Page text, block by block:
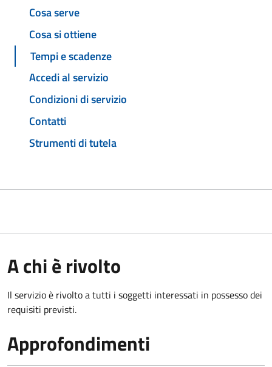
Cosa serve
Cosa si ottiene
Tempi e scadenze
Accedi al servizio
Condizioni di servizio
Contatti
Strumenti di tutela
A chi è rivolto
Il servizio è rivolto a tutti i soggetti interessati in possesso dei
requisiti previsti.
Approfondimenti